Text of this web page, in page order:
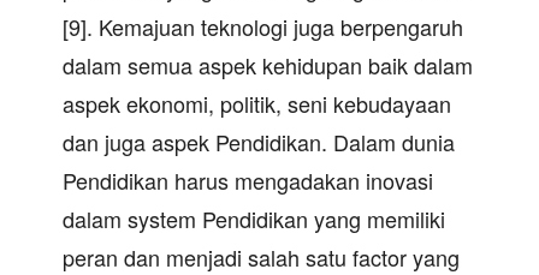
[9]. Kemajuan teknologi juga berpengaruh
dalam semua aspek kehidupan baik dalam
aspek ekonomi, politik, seni kebudayaan
dan juga aspek Pendidikan. Dalam dunia
Pendidikan harus mengadakan inovasi
dalam system Pendidikan yang memiliki
peran dan menjadi salah satu factor yang